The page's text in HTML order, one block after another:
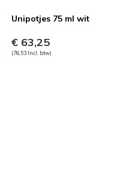
Unipotjes 75 ml wit
€ 63,25
(76,53 Incl. btw)